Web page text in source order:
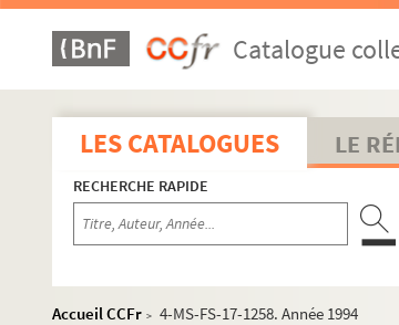
Catalogue
LES CATALOGUES LE
RECHERCHE RAPIDE
Accueil CCFr > 4-MS-FS-17-1258. Année 1994